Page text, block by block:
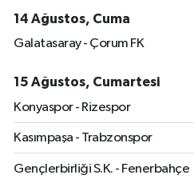
14 Ağustos, Cuma
Galatasaray - Çorum FK
15 Ağustos, Cumartesi
Konyaspor - Rizespor
Kasımpaşa - Trabzonspor
Gençlerbirliği S.K. - Fenerbahçe